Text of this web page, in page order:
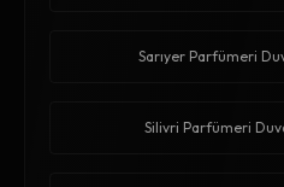
Sarıyer Parfümeri
Silivri Parfümeri